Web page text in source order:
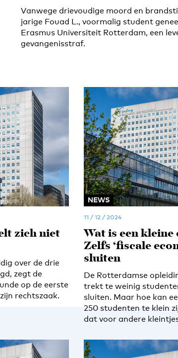
Vanwege drievoudige moord en
jarige Fouad L., voormalig student
Erasmus Universiteit Rotterdam, een
gevangenisstraf.
zich niet
over de drie
zegt de
op de eerste
rechtszaak.
NEWS
11 / 12 / 2024
Wat is een
Zelfs ‘fiscale
sluiten
De Rotterdamse
trekt te weinig
sluiten. Maar hoe kan
250 studenten te klein
dat voor andere